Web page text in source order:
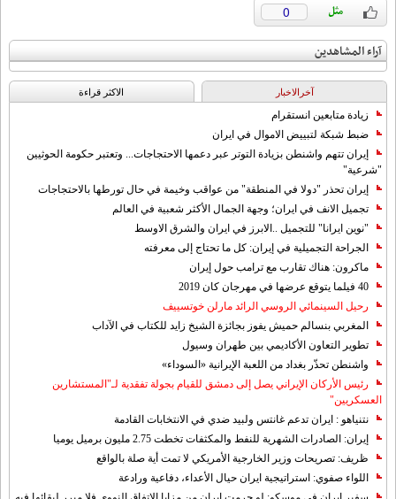
0
آراء المشاهدين
آخرالاخبار الاکثر قراءة
زيادة متابعين انستقرام
ضبط شبكة لتبييض الاموال في ايران
إيران تتهم واشنطن بزيادة التوتر عبر دعمها الاحتجاجات... وتعتبر حكومة الحوثيين
"شرعية"
إيران تحذر "دولا في المنطقة" من عواقب وخيمة في حال تورطها بالاحتجاجات
تجميل الانف في ايران؛ وجهة الجمال الأكثر شعبية في العالم
"نوين ايرانا" للتجميل ..الابرز في ايران والشرق الاوسط
الجراحة التجميلية في إيران: كل ما تحتاج إلى معرفته
ماكرون: هناك تقارب مع ترامب حول إيران
40 فيلما يتوقع عرضها في مهرجان كان 2019
رحيل السينمائي الروسي الرائد مارلن خوتسييف
المغربي بنسالم حميش يفوز بجائزة الشيخ زايد للكتاب في الآداب
تطوير التعاون الأكاديمي بين طهران وسيول
واشنطن تحذّر بغداد من اللعبة الإيرانية «السوداء»
رئيس الأركان الإيراني يصل إلى دمشق للقيام بجولة تفقدية لـ"المستشارين
العسكريين"
نتنياهو : ايران تدعم غانتس ولبيد ضدي في الانتخابات القادمة
إيران: الصادرات الشهریة للنفط والمكثفات تخطت 2.75 مليون برميل يوميا
ظريف: تصريحات وزير الخارجية الأمريكي لا تمت أية صلة بالواقع
اللواء صفوي: استراتيجية ايران حيال الأعداء، دفاعية ورادعة